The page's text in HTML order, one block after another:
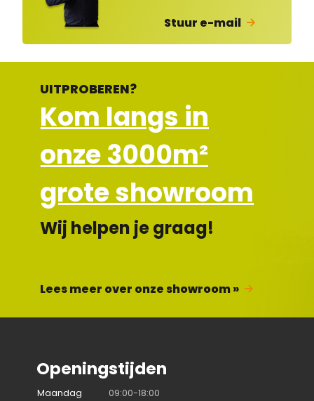
Stuur e-mail
UITPROBEREN?
Kom langs in
onze 3000m²
grote showroom
Wij helpen je graag!
Lees meer over onze showroom »
Openingstijden
Maandag
09:00-18:00